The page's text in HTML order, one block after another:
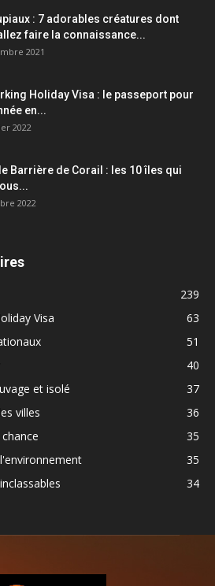
: 7 adorables créatures dont
faire la connaissance...
2021
Holiday Visa : le passeport pour
en...
2022
Barrière de Corail : les 10 îles qui
2022
239
Visa
63
51
40
et isolé
37
villes
36
35
35
34